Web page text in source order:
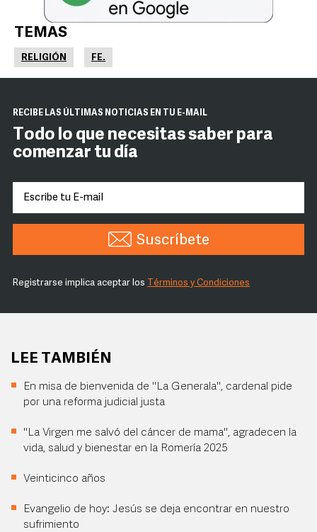
TEMAS
RELIGIÓN FE.
RECIBE LAS ÚLTIMAS NOTICIAS EN TU E-MAIL
Todo lo que necesitas saber para
comenzar tu día
Suscríbete
Registrarse implica aceptar los Términos y Condiciones
LEE TAMBIÉN
En misa de bienvenida de "La Generala", cardenal pide
por una reforma judicial justa
"La Virgen me salvó del cáncer de mama", agradecen la
vida, salud y bienestar en la Romería 2025
Veinticinco años
Evangelio de hoy: Jesús se deja encontrar en nuestro
sufrimiento